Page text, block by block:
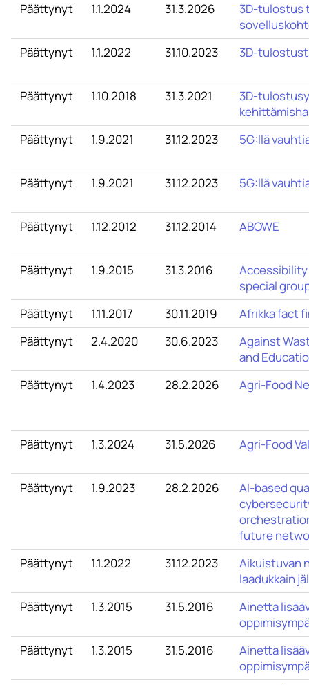
Päättynyt
1.1.2024 31.3.2026
3D-tulostus
Päättynyt
1.1.2022 31.10.2023 3D-
Päättynyt 1.10.2018 31.3.2021
3D-
Päättynyt
1.9.2021 31.12.2023 5G:llä
Päättynyt 1.9.2021 31.12.2023 5G:llä
Päättynyt 1.12.2012 31.12.2014 ABOWE
Päättynyt 1.9.2015 31.3.2016
Accessibility
special
Päättynyt
1.11.2017 30.11.2019
Afrikka fact
Päättynyt
2.4.2020 30.6.2023
Against
and
Päättynyt
1.4.2023 28.2.2026 Agri-Food
Päättynyt 1.3.2024 31.5.2026 Agri-Food
Päättynyt 1.9.2023 28.2.2026
AI-based
future
Päättynyt
1.1.2022 31.12.2023
Aikuistuvan
laadukkain
Päättynyt
1.3.2015 31.5.2016
Ainetta
Päättynyt
1.3.2015 31.5.2016
Ainetta